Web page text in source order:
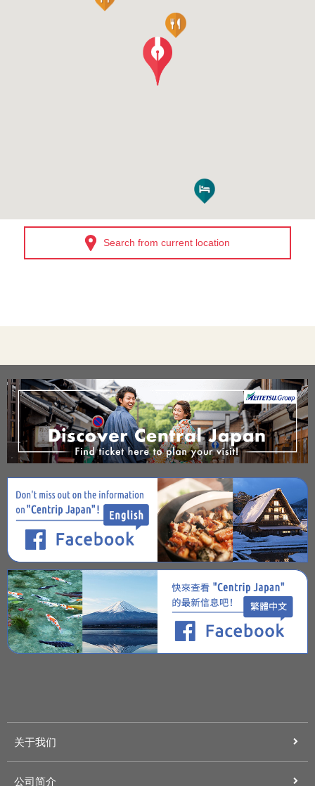
Search from current location
关于我们
公司简介